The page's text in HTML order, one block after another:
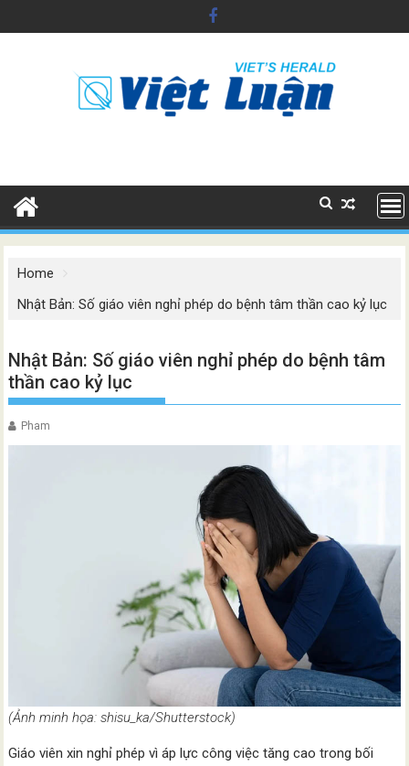
to
Home
Nhật Bản: Số giáo viên nghỉ phép do bệnh tâm thần cao kỷ lục
Nhật Bản: Số giáo viên nghỉ phép do bệnh tâm
thần cao kỷ lục
Pham
(Ảnh minh họa: shisu_ka/Shutterstock)
Giáo viên xin nghỉ phép vì áp lực công việc tăng cao trong bối